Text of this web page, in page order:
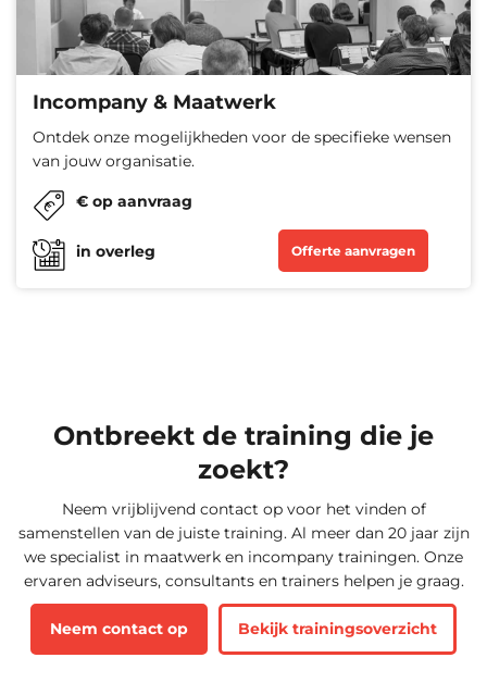
Incompany & Maatwerk
Ontdek onze mogelijkheden voor de specifieke wensen
van jouw organisatie.
€ op aanvraag
in overleg Offerte aanvragen
Ontbreekt de training die je
zoekt?
Neem vrijblijvend contact op voor het vinden of
samenstellen van de juiste training. Al meer dan 20 jaar zijn
we specialist in maatwerk en incompany trainingen. Onze
ervaren adviseurs, consultants en trainers helpen je graag.
Neem contact op Bekijk trainingsoverzicht